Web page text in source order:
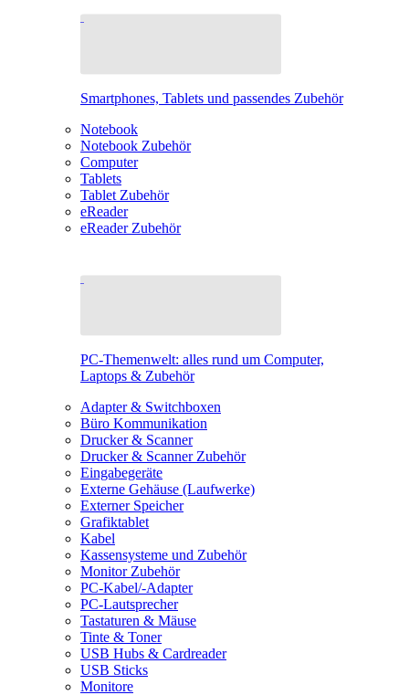
Smartphones, Tablets und passendes Zubehör
Notebook
Notebook Zubehör
Computer
Tablets
Tablet Zubehör
eReader
eReader Zubehör
PC-Themenwelt: alles rund um Computer,
Laptops & Zubehör
Adapter & Switchboxen
Büro Kommunikation
Drucker & Scanner
Drucker & Scanner Zubehör
Eingabegeräte
Externe Gehäuse (Laufwerke)
Externer Speicher
Grafiktablet
Kabel
Kassensysteme und Zubehör
Monitor Zubehör
PC-Kabel/-Adapter
PC-Lautsprecher
Tastaturen & Mäuse
Tinte & Toner
USB Hubs & Cardreader
USB Sticks
Monitore